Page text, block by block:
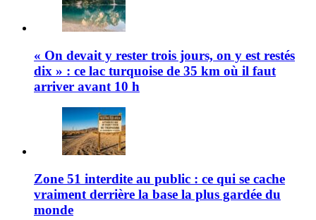
« On devait y rester trois jours, on y est restés
dix » : ce lac turquoise de 35 km où il faut
arriver avant 10 h
Zone 51 interdite au public : ce qui se cache
vraiment derrière la base la plus gardée du
monde